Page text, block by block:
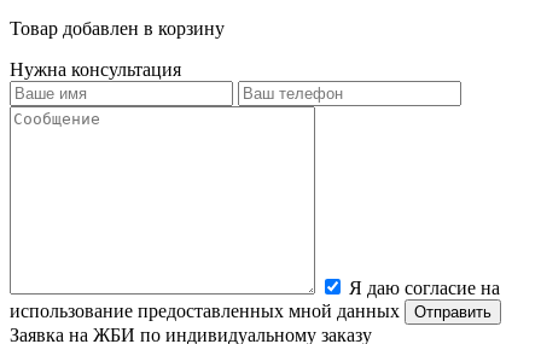
Товар добавлен в корзину
Нужна консультация
Я даю согласие на
использование предоставленных мной данных
Заявка на ЖБИ по индивидуальному заказу